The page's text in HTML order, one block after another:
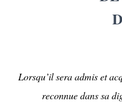
Lorsqu’il sera admis et
reconnue dans sa